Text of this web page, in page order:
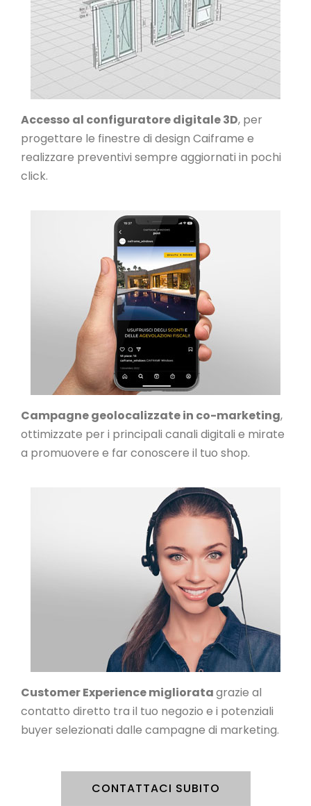
Accesso al configuratore digitale 3D, per
progettare le finestre di design Caiframe e
realizzare preventivi sempre aggiornati in pochi
click.
Campagne geolocalizzate in co-marketing,
ottimizzate per i principali canali digitali e mirate
a promuovere e far conoscere il tuo shop.
Customer Experience miglioratagrazie al
contatto diretto tra il tuo negozio e i potenziali
buyer selezionati dalle campagne di marketing.
CONTATTACI SUBITO